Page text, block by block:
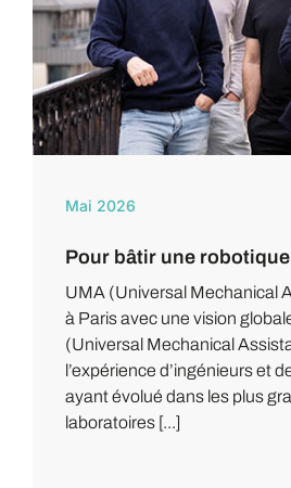
Mai 2026
Pour bâtir une
UMA (Universal Mechanical
à Paris avec une vision
(Universal Mechanical
l’expérience d’ingénieurs et
ayant évolué dans les plus
laboratoires [...]